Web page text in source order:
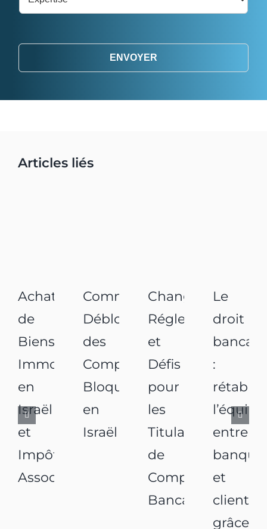
ENVOYER
Articles liés
Achats
de
Biens
Immobiliers
en
Israël
et
Impôts
Associés
Comment
Débloquer
des
Comptes
Bloqués
en
Israël
Changements
Réglementaires
et
Défis
pour
les
Titulaires
de
Comptes
Bancaires
Le
droit
:
rétablir
entre
et
clients
grâce